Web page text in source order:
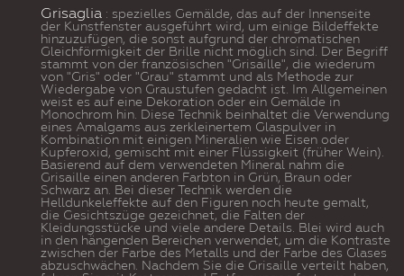
Grisaglia : spezielles Gemälde, das auf der Innenseite
der Kunstfenster ausgeführt wird, um einige Bildeffekte
hinzuzufügen, die sonst aufgrund der chromatischen
Gleichförmigkeit der Brille nicht möglich sind. Der Begriff
stammt von der französischen "Grisaille", die wiederum
von "Gris" oder "Grau" stammt und als Methode zur
Wiedergabe von Graustufen gedacht ist. Im Allgemeinen
weist es auf eine Dekoration oder ein Gemälde in
Monochrom hin. Diese Technik beinhaltet die Verwendung
eines Amalgams aus zerkleinertem Glaspulver in
Kombination mit einigen Mineralien wie Eisen oder
Kupferoxid, gemischt mit einer Flüssigkeit (früher Wein).
Basierend auf dem verwendeten Mineral nahm die
Grisaille einen anderen Farbton in Grün, Braun oder
Schwarz an. Bei dieser Technik werden die
Helldunkeleffekte auf den Figuren noch heute gemalt,
die Gesichtszüge gezeichnet, die Falten der
Kleidungsstücke und viele andere Details. Blei wird auch
in den hängenden Bereichen verwendet, um die Kontraste
zwischen der Farbe des Metalls und der Farbe des Glases
abzuschwächen. Nachdem Sie die Grisaille verteilt haben,